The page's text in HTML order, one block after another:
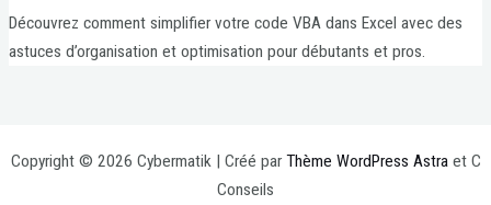
Découvrez comment simplifier votre code VBA dans Excel avec des
astuces d’organisation et optimisation pour débutants et pros.
Copyright © 2026 Cybermatik | Créé par Thème WordPress Astraet C
Conseils